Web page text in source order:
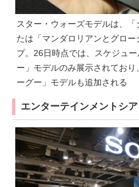
スター・ウォーズモデルは、
たは「マンダロリアンとグロ
プ。26日時点では、スケジュ
ー」モデルのみ展示されてお
ーグー」モデルも追加される
エンターテインメントシ